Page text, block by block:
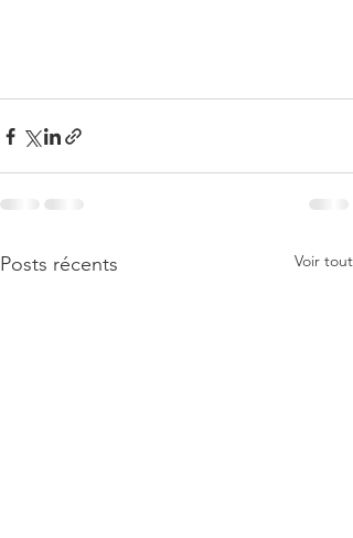
Posts récents Voir tout